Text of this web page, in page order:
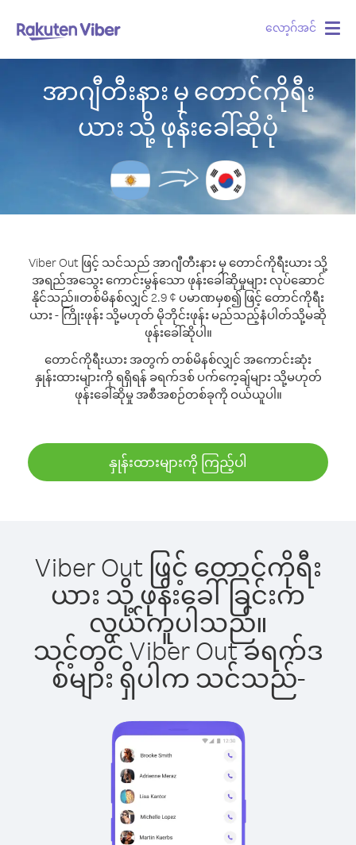
လော့ဂ်အင်
အာဂျီတီးနား မှ တောင်ကိုရီး
ယား သို့ ဖုန်းခေါ်ဆိုပုံ
Viber Out ဖြင့် သင်သည် အာဂျီတီးနား မှ တောင်ကိုရီးယား သို့
အရည်အသွေး ကောင်းမွန်သော ဖုန်းခေါ်ဆိုမှုများ လုပ်ဆောင်
နိုင်သည်။တစ်မိနစ်လျှင် 2.9 ¢ ပမာဏမှစ၍ ဖြင့် တောင်ကိုရီး
ယား - ကြိုးဖုန်း သို့မဟုတ် မိုဘိုင်းဖုန်း မည်သည့်နံပါတ်သို့မဆို
ဖုန်းခေါ်ဆိုပါ။
တောင်ကိုရီးယား အတွက် တစ်မိနစ်လျှင် အကောင်းဆုံး
နှုန်းထားများကို ရရှိရန် ခရက်ဒစ် ပက်ကေ့ချ်များ သို့မဟုတ်
ဖုန်းခေါ်ဆိုမှု အစီအစဉ်တစ်ခုကို ဝယ်ယူပါ။
နှုန်းထားများကို ကြည့်ပါ
Viber Out ဖြင့် တောင်ကိုရီး
ယား သို့ ဖုန်းခေါ်ခြင်းက
လွယ်ကူပါသည်။
သင့်တွင် Viber Out ခရက်ဒ
စ်များ ရှိပါက သင်သည်-